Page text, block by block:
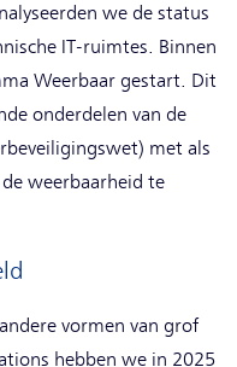
we de status
IT-ruimtes. Binnen
Weerbaar gestart. Dit
onderdelen van de
met als
weerbaarheid te
vormen van grof
hebben we in 2025